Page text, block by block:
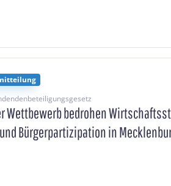
Wettbewerb bedrohen
Bürgerpartizipation in